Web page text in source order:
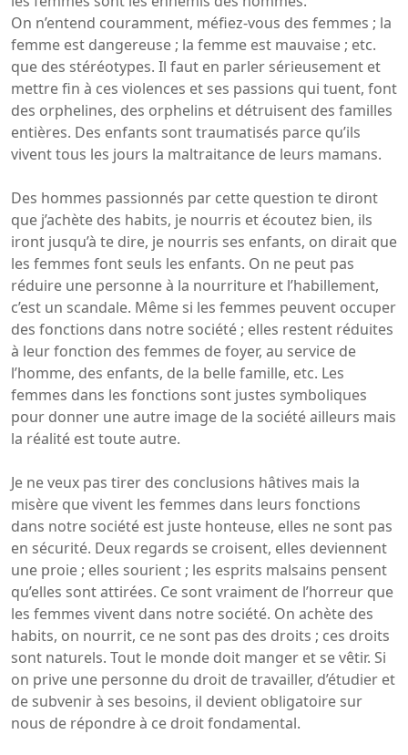
On n’entend couramment, méfiez-vous des femmes ; la
femme est dangereuse ; la femme est mauvaise ; etc.
que des stéréotypes. Il faut en parler sérieusement et
mettre fin à ces violences et ses passions qui tuent, font
des orphelines, des orphelins et détruisent des familles
entières. Des enfants sont traumatisés parce qu’ils
vivent tous les jours la maltraitance de leurs mamans.
Des hommes passionnés par cette question te diront
que j’achète des habits, je nourris et écoutez bien, ils
iront jusqu’à te dire, je nourris ses enfants, on dirait que
les femmes font seuls les enfants. On ne peut pas
réduire une personne à la nourriture et l’habillement,
c’est un scandale. Même si les femmes peuvent occuper
des fonctions dans notre société ; elles restent réduites
à leur fonction des femmes de foyer, au service de
l’homme, des enfants, de la belle famille, etc. Les
femmes dans les fonctions sont justes symboliques
pour donner une autre image de la société ailleurs mais
la réalité est toute autre.
Je ne veux pas tirer des conclusions hâtives mais la
misère que vivent les femmes dans leurs fonctions
dans notre société est juste honteuse, elles ne sont pas
en sécurité. Deux regards se croisent, elles deviennent
une proie ; elles sourient ; les esprits malsains pensent
qu’elles sont attirées. Ce sont vraiment de l’horreur que
les femmes vivent dans notre société. On achète des
habits, on nourrit, ce ne sont pas des droits ; ces droits
sont naturels. Tout le monde doit manger et se vêtir. Si
on prive une personne du droit de travailler, d’étudier et
de subvenir à ses besoins, il devient obligatoire sur
nous de répondre à ce droit fondamental.